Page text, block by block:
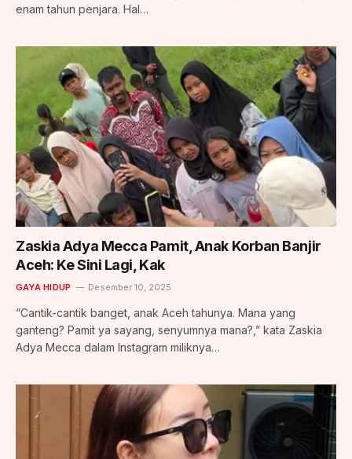
enam tahun penjara. Hal…
Zaskia Adya Mecca Pamit, Anak Korban Banjir
Aceh: Ke Sini Lagi, Kak
GAYA HIDUP Desember 10, 2025
“Cantik-cantik banget, anak Aceh tahunya. Mana yang
ganteng? Pamit ya sayang, senyumnya mana?,” kata Zaskia
Adya Mecca dalam Instagram miliknya…